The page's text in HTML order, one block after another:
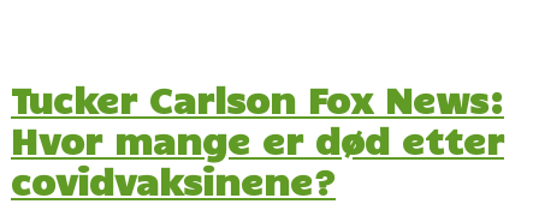
Tucker Carlson Fox News:
Hvor mange er død etter
covidvaksinene?